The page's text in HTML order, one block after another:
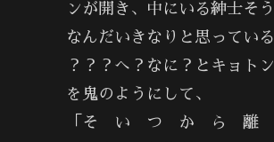
ンが開き、中にいる紳士そ
なんだいきなりと思ってい
？？？へ？なに？とキョト
を鬼のようにして、
「そ い つ か ら 離